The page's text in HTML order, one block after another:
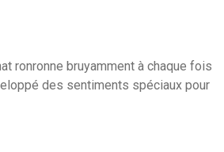
ronronne bruyamment à chaque fois
des sentiments spéciaux pour